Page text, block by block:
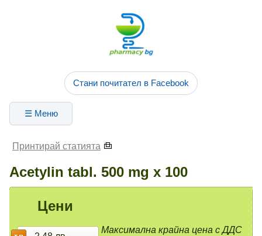
Стани почитател в Facebook
☰ Меню
Принтирай статията
Acetylin tabl. 500 mg x 100
Цени
Максимална крайна цена с ДДС